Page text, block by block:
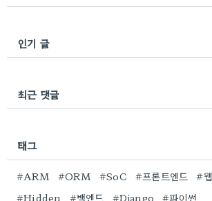
인기 글
최근 댓글
태그
#ARM #ORM #SoC #프론트엔드 #
#Hidden
#백엔드 #Django #파이썬